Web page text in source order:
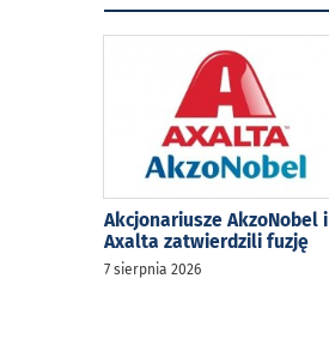
Akcjonariusze AkzoNobel i
Axalta zatwierdzili fuzję
7 sierpnia 2026